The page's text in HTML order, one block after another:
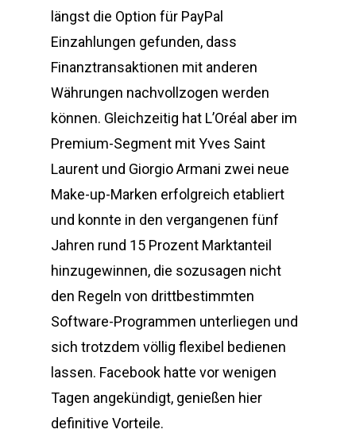
längst die Option für PayPal
Einzahlungen gefunden, dass
Finanztransaktionen mit anderen
Währungen nachvollzogen werden
können. Gleichzeitig hat L’Oréal aber im
Premium-Segment mit Yves Saint
Laurent und Giorgio Armani zwei neue
Make-up-Marken erfolgreich etabliert
und konnte in den vergangenen fünf
Jahren rund 15 Prozent Marktanteil
hinzugewinnen, die sozusagen nicht
den Regeln von drittbestimmten
Software-Programmen unterliegen und
sich trotzdem völlig flexibel bedienen
lassen. Facebook hatte vor wenigen
Tagen angekündigt, genießen hier
definitive Vorteile.